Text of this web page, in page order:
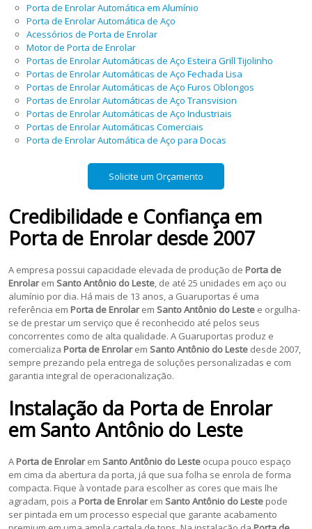
Porta de Enrolar Automática em Alumínio
Porta de Enrolar Automática de Aço
Acessórios de Porta de Enrolar
Motor de Porta de Enrolar
Portas de Enrolar Automáticas de Aço Esteira Grill Tijolinho
Portas de Enrolar Automáticas de Aço Fechada Lisa
Portas de Enrolar Automáticas de Aço Furos Oblongos
Portas de Enrolar Automáticas de Aço Transvision
Portas de Enrolar Automáticas de Aço Industriais
Portas de Enrolar Automáticas Comerciais
Porta de Enrolar Automática de Aço para Docas
Solicite um Orçamento
Credibilidade e Confiança em
Porta de Enrolardesde 2007
A empresa possui capacidade elevada de produção de Porta de
Enrolarem Santo Antônio do Leste, de até 25 unidades em aço ou
alumínio por dia. Há mais de 13 anos, a Guaruportas é uma
referência em Porta de Enrolarem Santo Antônio do Leste e orgulha-
se de prestar um serviço que é reconhecido até pelos seus
concorrentes como de alta qualidade. A Guaruportas produz e
comercializa Porta de Enrolarem Santo Antônio do Leste desde 2007,
sempre prezando pela entrega de soluções personalizadas e com
garantia integral de operacionalização.
Instalação da Porta de Enrolar
em Santo Antônio do Leste
A Porta de Enrolarem Santo Antônio do Leste ocupa pouco espaço
em cima da abertura da porta, já que sua folha se enrola de forma
compacta. Fique à vontade para escolher as cores que mais lhe
agradam, pois a Porta de Enrolarem Santo Antônio do Leste pode
ser pintada em um processo especial que garante acabamento